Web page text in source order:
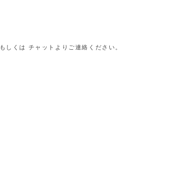
もしくは チャットよりご連絡ください。